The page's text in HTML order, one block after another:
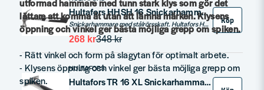
Hultafors HHSH 16 Snickarhammare med Stålrörsskaft 16OZ 720g
Snickarhammare med stålrörsskaft. Hultafors HHSH 16
348 kr
268 kr
Köp
HULTAFORS
Hultafors TR 16 XL Snickarhammare Rak klo 740g
lättare att komma åt utan att lämna märken. Klysens
öppning och vinkel ger bästa möjliga grepp om spiken.
- Rätt vinkel och form på slagytan för optimalt arbete.
- Klysens öppning och vinkel ger bästa möjliga grepp om
spiken.